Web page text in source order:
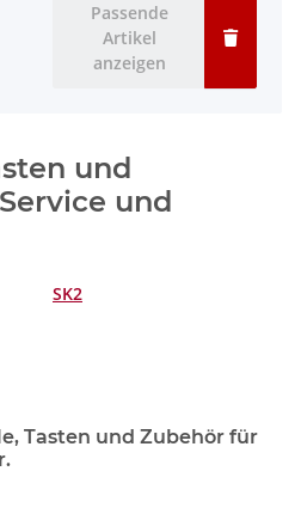
Passende
Artikel
anzeigen
und
und
SK2
Tasten und Zubehör für